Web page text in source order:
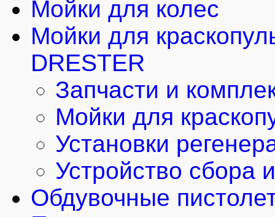
Мойки для колес
Мойки для
DRESTER
Запчасти и
Мойки для
Установки
Устройство сбора
Обдувочные